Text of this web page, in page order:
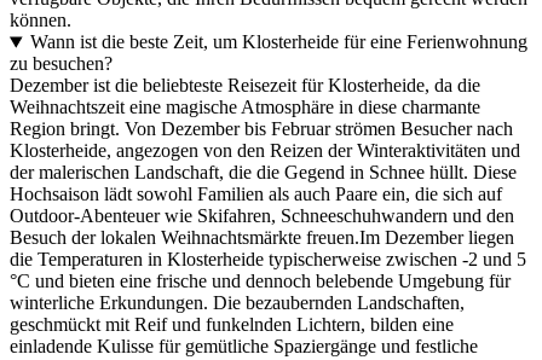
können.
Wann ist die beste Zeit, um Klosterheide für eine Ferienwohnung
zu besuchen?
Dezember ist die beliebteste Reisezeit für Klosterheide, da die
Weihnachtszeit eine magische Atmosphäre in diese charmante
Region bringt. Von Dezember bis Februar strömen Besucher nach
Klosterheide, angezogen von den Reizen der Winteraktivitäten und
der malerischen Landschaft, die die Gegend in Schnee hüllt. Diese
Hochsaison lädt sowohl Familien als auch Paare ein, die sich auf
Outdoor-Abenteuer wie Skifahren, Schneeschuhwandern und den
Besuch der lokalen Weihnachtsmärkte freuen.Im Dezember liegen
die Temperaturen in Klosterheide typischerweise zwischen -2 und 5
°C und bieten eine frische und dennoch belebende Umgebung für
winterliche Erkundungen. Die bezaubernden Landschaften,
geschmückt mit Reif und funkelnden Lichtern, bilden eine
einladende Kulisse für gemütliche Spaziergänge und festliche